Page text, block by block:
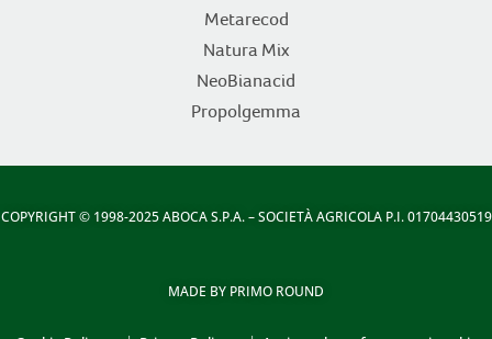
Metarecod
Natura Mix
NeoBianacid
Propolgemma
COPYRIGHT© 1998-2025 ABOCA S.P.A. – SOCIETÀ AGRICOLA P.I. 01704430519
MADE BY PRIMO ROUND